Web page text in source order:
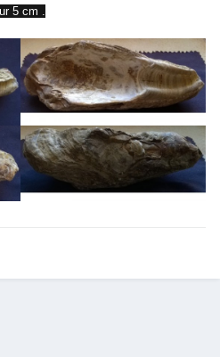
5 cm .